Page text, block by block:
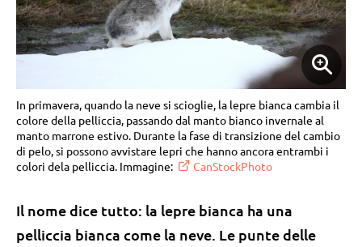
In primavera, quando la neve si scioglie, la lepre bianca cambia il
colore della pelliccia, passando dal manto bianco invernale al
manto marrone estivo. Durante la fase di transizione del cambio
di pelo, si possono avvistare lepri che hanno ancora entrambi i
colori dela pelliccia. Immagine:
CanStockPhoto
Il nome dice tutto: la lepre bianca ha una
pelliccia bianca come la neve. Le punte delle